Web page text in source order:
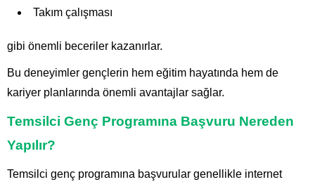
Takım çalışması
gibi önemli beceriler kazanırlar.
Bu deneyimler gençlerin hem eğitim hayatında hem de
kariyer planlarında önemli avantajlar sağlar.
Temsilci Genç Programına Başvuru Nereden
Yapılır?
Temsilci genç programına başvurular genellikle internet